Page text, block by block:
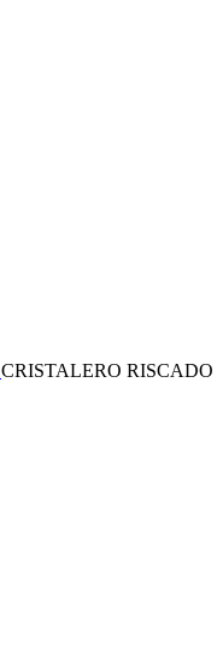
CRISTALERO RISCADO